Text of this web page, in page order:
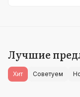
Лучшие
Хит Советуем